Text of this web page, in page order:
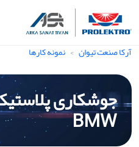
آرکا صنعت تیوان نمونه کارها
جوشکاری
BMW